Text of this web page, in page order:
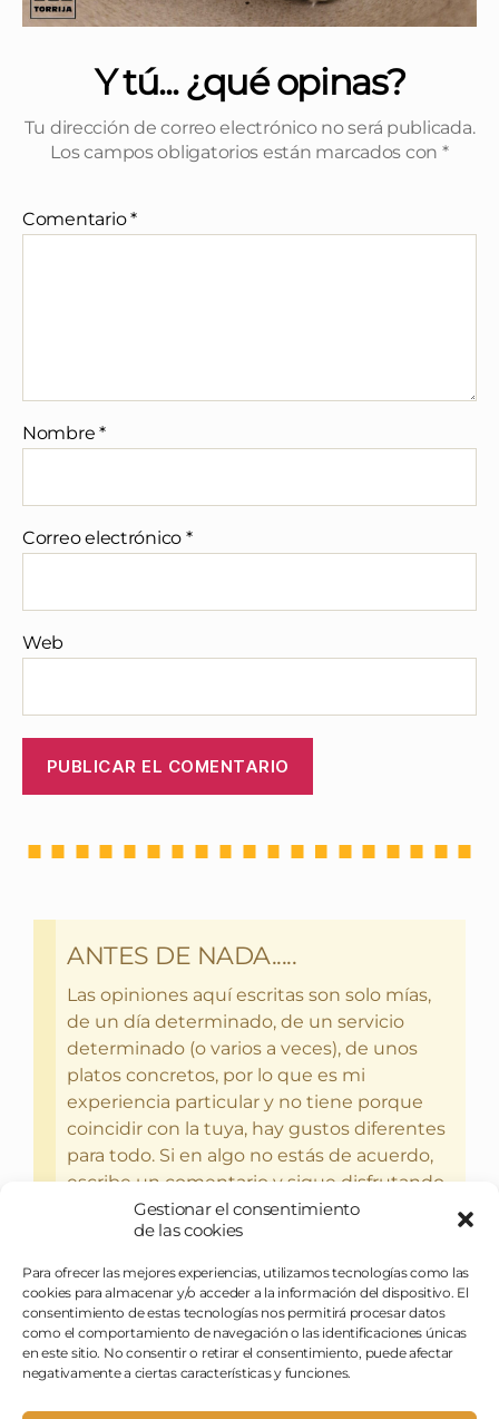
Gestionar el consentimiento
de las cookies
Para ofrecer las mejores experiencias, utilizamos tecnologías como las
cookies para almacenar y/o acceder a la información del dispositivo. El
consentimiento de estas tecnologías nos permitirá procesar datos
como el comportamiento de navegación o las identificaciones únicas
en este sitio. No consentir o retirar el consentimiento, puede afectar
negativamente a ciertas características y funciones.
Y tú... ¿qué opinas?
Tu dirección de correo electrónico no será publicada.
Los campos obligatorios están marcados con *
Comentario*
Nombre*
Correo electrónico *
Web
ANTES DE NADA.....
Las opiniones aquí escritas son solo mías,
de un día determinado, de un servicio
determinado (o varios a veces), de unos
platos concretos, por lo que es mi
experiencia particular y no tiene porque
coincidir con la tuya, hay gustos diferentes
para todo. Si en algo no estás de acuerdo,
escribe un comentario y sigue disfrutando
del bebercio y el glotoneo.